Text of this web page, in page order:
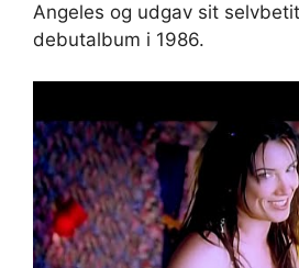
Angeles og udgav sit
debutalbum i 1986.